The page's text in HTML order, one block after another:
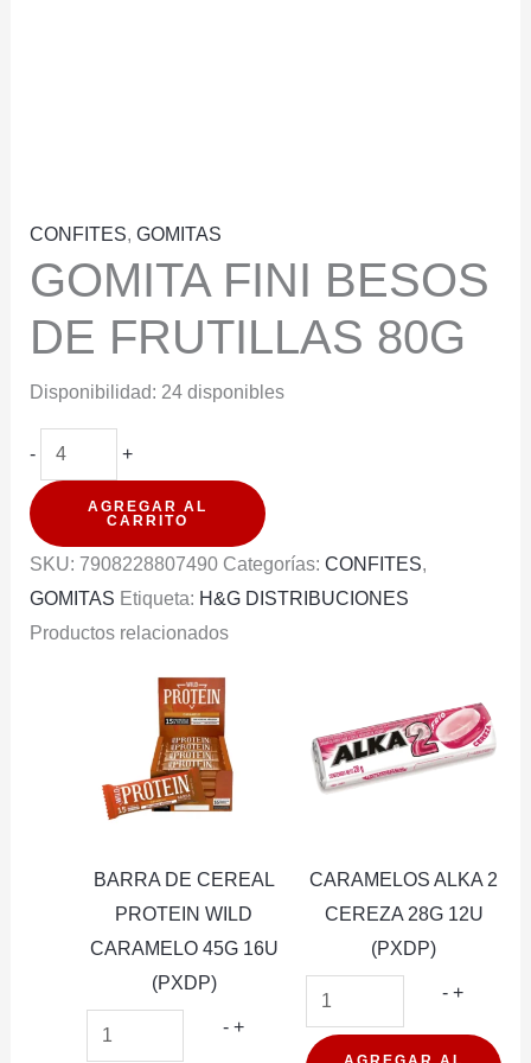
CONFITES, GOMITAS
GOMITA FINI BESOS
DE FRUTILLAS 80G
Disponibilidad: 24 disponibles
-
GOMITA
FINI
BESOS
DE
+
AGREGAR AL
CARRITO
SKU: 7908228807490 Categorías: CONFITES,
GOMITAS Etiqueta: H&G DISTRIBUCIONES
Productos relacionados
BARRA DE CEREAL
PROTEIN WILD
CARAMELO 45G 16U
(PXDP)
- BARRA
+
CARAMELOS ALKA 2
CEREZA 28G 12U
(PXDP)
- +